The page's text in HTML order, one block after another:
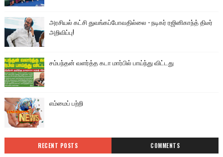
அரசியல் கட்சி துவங்கப்போவதில்லை - நடிகர் ரஜினிகாந்த் திடீர்
அறிவிப்பு!
சம்பந்தன் வளர்த்த கடா மார்பில் பாய்ந்து விட்டது
எம்மைப் பற்றி
RECENT POSTS COMMENTS